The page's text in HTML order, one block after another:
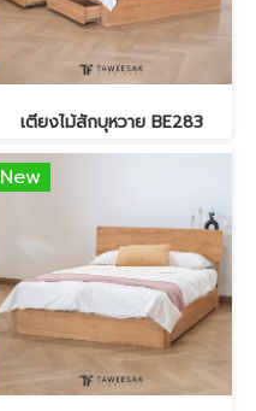
เตียงไม้สักบุหวาย BE283
New